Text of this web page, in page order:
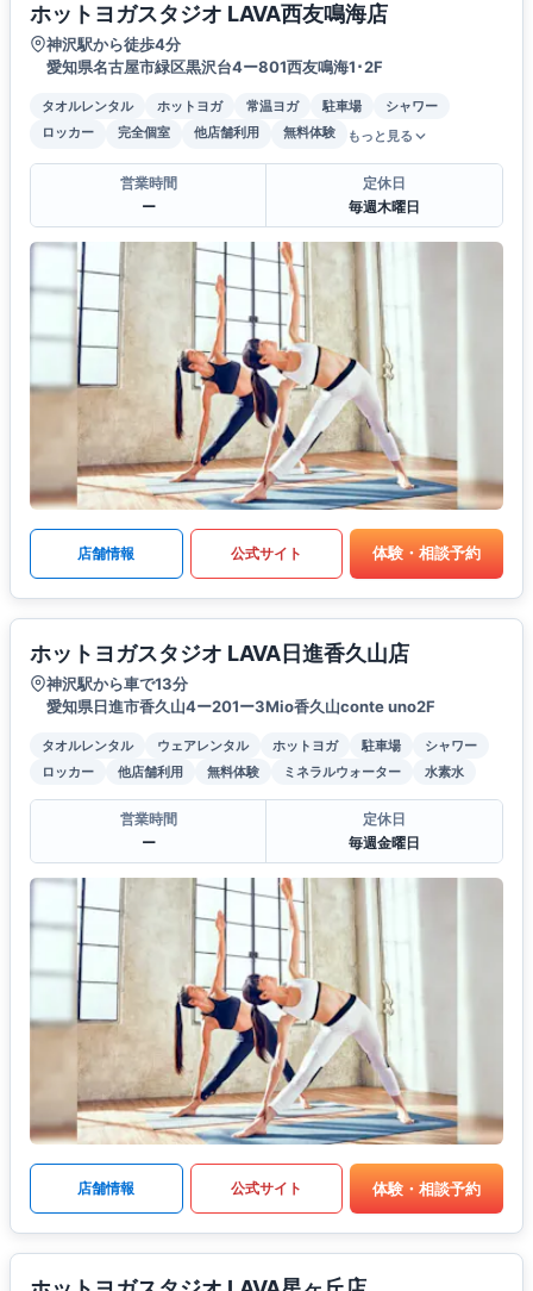
ホットヨガスタジオ LAVA西友鳴海店
神沢駅から徒歩4分
愛知県名古屋市緑区黒沢台4ー801西友鳴海1･2F
タオルレンタル ホットヨガ 常温ヨガ 駐車場
シャワー
ロッカー
完全個室 他店舗利用 無料体験 もっと見る
営業時間
ー
定休日
毎週木曜日
店舗情報 公式サイト 体験・相談予約
ホットヨガスタジオ LAVA日進香久山店
神沢駅から車で13分
愛知県日進市香久山4ー201ー3Mio香久山conte uno2F
タオルレンタル ウェアレンタル ホットヨガ 駐車場
シャワー
ロッカー
他店舗利用 無料体験 ミネラルウォーター 水素水
営業時間
ー
定休日
毎週金曜日
店舗情報 公式サイト 体験・相談予約